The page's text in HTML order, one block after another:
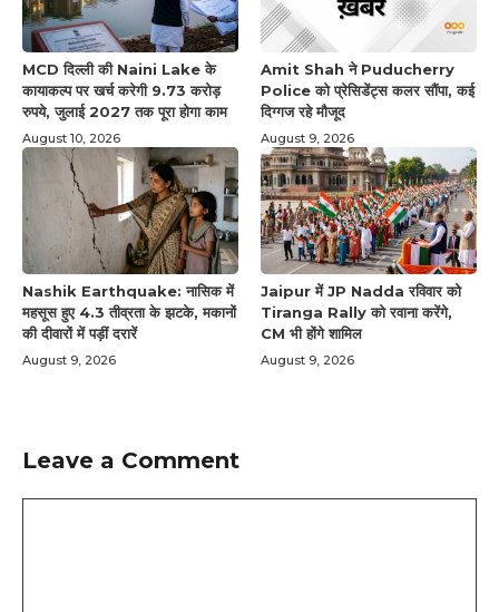
MCD दिल्ली की Naini Lake के
कायाकल्प पर खर्च करेगी 9.73 करोड़
रुपये, जुलाई 2027 तक पूरा होगा काम
August 10, 2026
Amit Shah ने Puducherry
Police को प्रेसिडेंट्स कलर सौंपा, कई
दिग्गज रहे मौजूद
August 9, 2026
Nashik Earthquake: नासिक में
महसूस हुए 4.3 तीव्रता के झटके, मकानों
की दीवारों में पड़ीं दरारें
August 9, 2026
Jaipur में JP Nadda रविवार को
Tiranga Rally को रवाना करेंगे,
CM भी होंगे शामिल
August 9, 2026
Leave a Comment